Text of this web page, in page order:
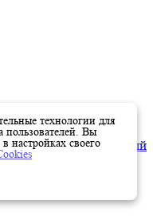
200х25мм ,цвет серый
технологии для
пользователей. Вы
настройках своего